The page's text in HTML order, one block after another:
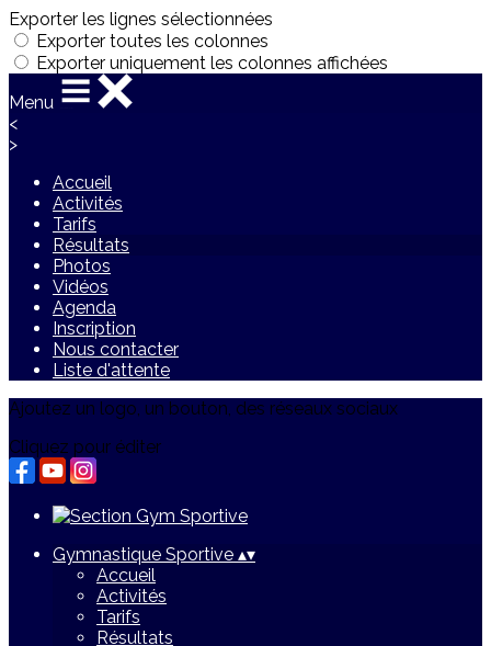
Exporter les lignes sélectionnées
Exporter toutes les colonnes
Exporter uniquement les colonnes affichées
Menu
<
>
Accueil
Activités
Tarifs
Résultats
Photos
Vidéos
Agenda
Inscription
Nous contacter
Liste d'attente
Ajoutez un logo, un bouton, des réseaux sociaux
Cliquez pour éditer
Gymnastique Sportive ▴▾
Accueil
Activités
Tarifs
Résultats